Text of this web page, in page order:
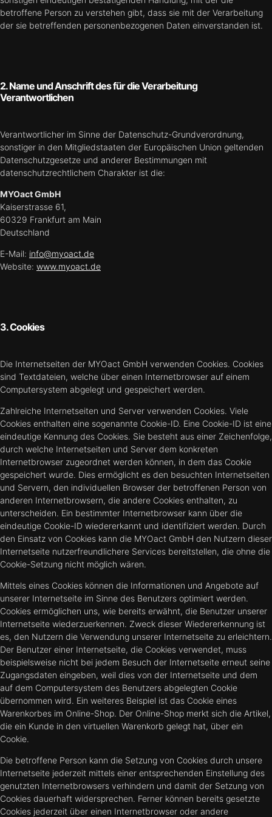
betroffene Person zu verstehen gibt, dass sie mit der Verarbeitung
der sie betreffenden personenbezogenen Daten einverstanden ist.
2. Name und Anschrift des für die Verarbeitung
Verantwortlichen
Verantwortlicher im Sinne der Datenschutz-Grundverordnung,
sonstiger in den Mitgliedstaaten der Europäischen Union geltenden
Datenschutzgesetze und anderer Bestimmungen mit
datenschutzrechtlichem Charakter ist die:
MYOact GmbH
Kaiserstrasse 61,
60329 Frankfurt am Main
Deutschland
E-Mail: info@myoact.de
Website: www.myoact.de
3. Cookies
Die Internetseiten der MYOact GmbH verwenden Cookies. Cookies
sind Textdateien, welche über einen Internetbrowser auf einem
Computersystem abgelegt und gespeichert werden.
Zahlreiche Internetseiten und Server verwenden Cookies. Viele
Cookies enthalten eine sogenannte Cookie-ID. Eine Cookie-ID ist eine
eindeutige Kennung des Cookies. Sie besteht aus einer Zeichenfolge,
durch welche Internetseiten und Server dem konkreten
Internetbrowser zugeordnet werden können, in dem das Cookie
gespeichert wurde. Dies ermöglicht es den besuchten Internetseiten
und Servern, den individuellen Browser der betroffenen Person von
anderen Internetbrowsern, die andere Cookies enthalten, zu
unterscheiden. Ein bestimmter Internetbrowser kann über die
eindeutige Cookie-ID wiedererkannt und identifiziert werden. Durch
den Einsatz von Cookies kann die MYOact GmbH den Nutzern dieser
Internetseite nutzerfreundlichere Services bereitstellen, die ohne die
Cookie-Setzung nicht möglich wären.
Mittels eines Cookies können die Informationen und Angebote auf
unserer Internetseite im Sinne des Benutzers optimiert werden.
Cookies ermöglichen uns, wie bereits erwähnt, die Benutzer unserer
Internetseite wiederzuerkennen. Zweck dieser Wiedererkennung ist
es, den Nutzern die Verwendung unserer Internetseite zu erleichtern.
Der Benutzer einer Internetseite, die Cookies verwendet, muss
beispielsweise nicht bei jedem Besuch der Internetseite erneut seine
Zugangsdaten eingeben, weil dies von der Internetseite und dem
auf dem Computersystem des Benutzers abgelegten Cookie
übernommen wird. Ein weiteres Beispiel ist das Cookie eines
Warenkorbes im Online-Shop. Der Online-Shop merkt sich die Artikel,
die ein Kunde in den virtuellen Warenkorb gelegt hat, über ein
Cookie.
Die betroffene Person kann die Setzung von Cookies durch unsere
Internetseite jederzeit mittels einer entsprechenden Einstellung des
genutzten Internetbrowsers verhindern und damit der Setzung von
Cookies dauerhaft widersprechen. Ferner können bereits gesetzte
Cookies jederzeit über einen Internetbrowser oder andere